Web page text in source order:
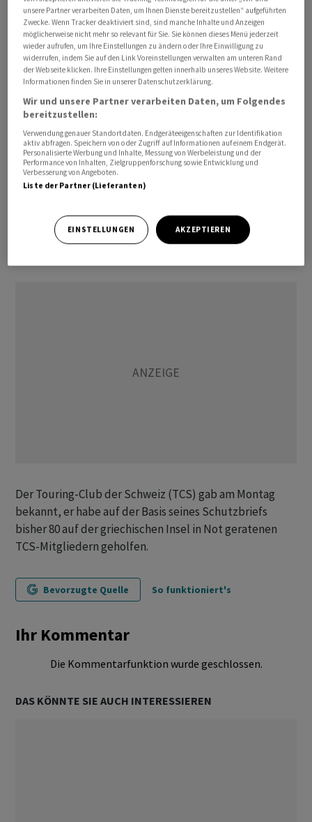
Reiseveranstalter anbieten.
Die Plätze seien bestimmt für Personen, welche aus
nicht mehr bewohnbaren Hotels evakuiert worden
seien und sich jetzt beispielsweise in öffentlichen
Einrichtungen befänden. Es gehe also um
Ferienreisende, welche keine erholsame Ferien mehr
machen könnten. Priorität hätten die am stärksten
betroffenen Gäste. Alle Kuoni-Kunden auf Rhodos seien
wohlauf.
fliegen wollten und angesichts der Waldbrände darauf
verzichten, biete Kuoni bis mindestens Sonntag einen
Der Touring-Club der Schweiz (TCS) gab am Montag
bekannt, er habe auf der Basis seines Schutzbriefs
bisher 80 auf der griechischen Insel in Not geratenen
TCS-Mitgliedern geholfen.
Bevorzugte Quelle So funktioniert's
Ihr Kommentar
Die Kommentarfunktion wurde geschlossen.
DAS KÖNNTE SIE AUCH INTERESSIEREN
unsere Partner verarbeiten Daten, um Ihnen Dienste bereitzustellen“ aufgeführten
Zwecke. Wenn Tracker deaktiviert sind, sind manche Inhalte und Anzeigen
möglicherweise nicht mehr so relevant für Sie. Sie können dieses Menü jederzeit
wieder aufrufen, um Ihre Einstellungen zu ändern oder Ihre Einwilligung zu
widerrufen, indem Sie auf den Link Voreinstellungen verwalten am unteren Rand
der Webseite klicken. Ihre Einstellungen gelten innerhalb unseres Website. Weitere
Informationen finden Sie in unserer Datenschutzerklärung.
Wir und unsere Partner verarbeiten Daten, um Folgendes
bereitzustellen:
Verwendung genauer Standortdaten. Endgeräteeigenschaften zur Identifikation
aktiv abfragen. Speichern von oder Zugriff auf Informationen auf einem Endgerät.
Personalisierte Werbung und Inhalte, Messung von Werbeleistung und der
Performance von Inhalten, Zielgruppenforschung sowie Entwicklung und
Verbesserung von Angeboten.
Liste der Partner (Lieferanten)
EINSTELLUNGEN AKZEPTIEREN